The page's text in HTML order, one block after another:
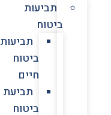
תביעות
ביטוח
תביעות
ביטוח
חיים
תביעת
ביטוח